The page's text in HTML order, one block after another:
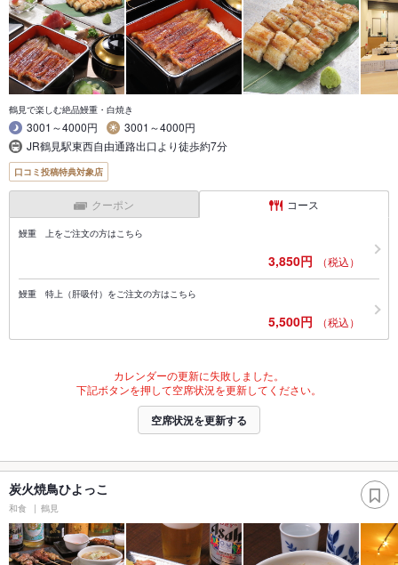
鶴見で楽しむ絶品鰻重・白焼き
3001～4000円
3001～4000円
JR鶴見駅東西自由通路出口より徒歩約7分
口コミ投稿特典対象店
クーポン コース
鰻重 上をご注文の方はこちら
3,850円 （税込）
鰻重 特上（肝吸付）をご注文の方はこちら
5,500円 （税込）
カレンダーの更新に失敗しました。
下記ボタンを押して空席状況を更新してください。
空席状況を更新する
炭火焼鳥ひよっこ
和食 鶴見